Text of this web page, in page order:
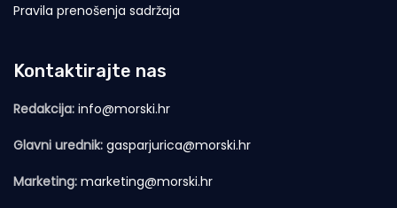
Pravila prenošenja sadržaja
Kontaktirajte nas
Redakcija: info@morski.hr
Glavni urednik: gasparjurica@morski.hr
Marketing: marketing@morski.hr